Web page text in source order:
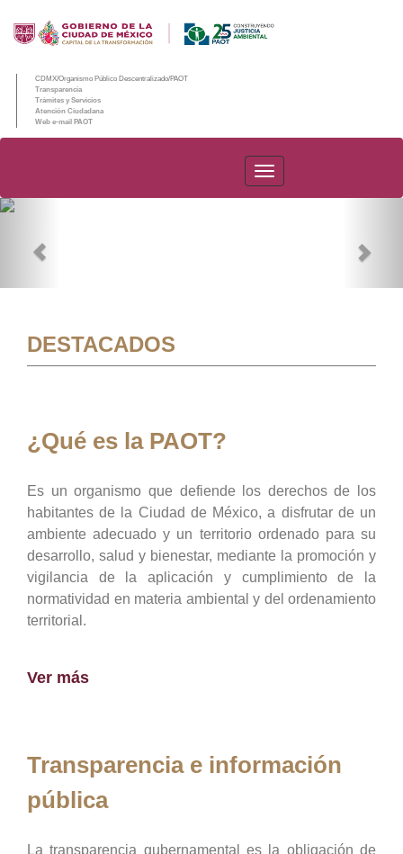
CDMX/Organismo Público Descentralizado/PAOT
Transparencia
Trámites y Servicios
Atención Ciudadana
Web e-mail PAOT
PAOT
DESTACADOS
¿Qué es la PAOT?
Es un organismo que defiende los derechos de los
habitantes de la Ciudad de México, a disfrutar de un
ambiente adecuado y un territorio ordenado para su
desarrollo, salud y bienestar, mediante la promoción y
vigilancia de la aplicación y cumplimiento de la
normatividad en materia ambiental y del ordenamiento
territorial.
Ver más
Transparencia e información
pública
La transparencia gubernamental es la obligación de